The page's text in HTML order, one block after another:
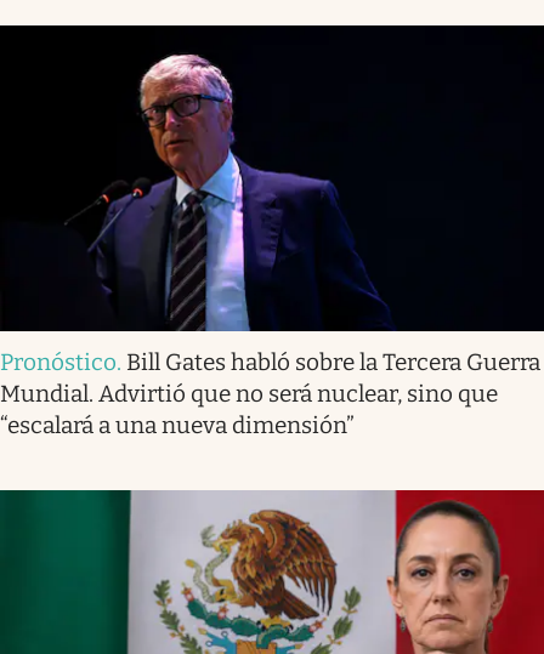
Pronóstico. Bill Gates habló sobre la Tercera Guerra
Mundial. Advirtió que no será nuclear, sino que
“escalará a una nueva dimensión”